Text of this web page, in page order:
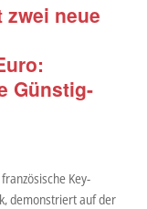
zwei neue
Günstig-
Key-
demonstriert auf der